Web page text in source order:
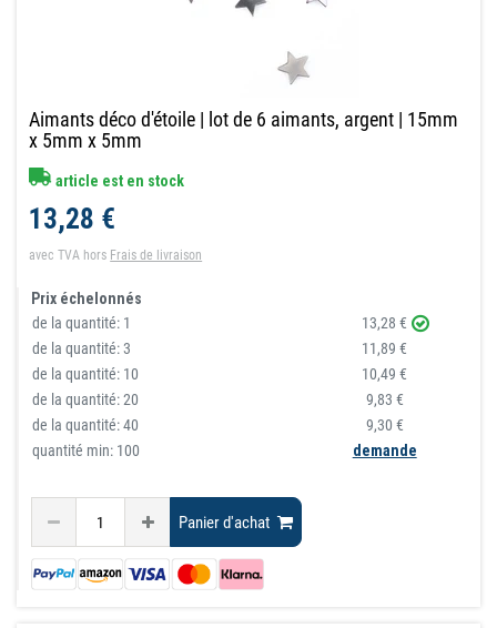
Aimants déco d'étoile | lot de 6 aimants, argent | 15mm
x 5mm x 5mm
article est en stock
13,28 €
avec TVA hors Frais de livraison
Prix échelonnés
de la quantité: 1
13,28 €
de la quantité:3
11,89 €
de la quantité: 10
10,49 €
de la quantité:20
9,83 €
de la quantité:40
9,30 €
quantité min: 100
demande
Panier d'achat